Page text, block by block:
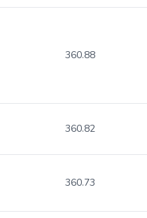
360.88
360.82
360.73